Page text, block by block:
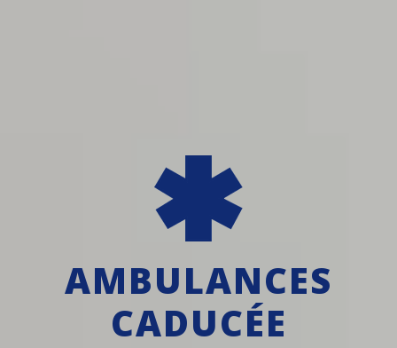
AMBULANCES
CADUCÉE